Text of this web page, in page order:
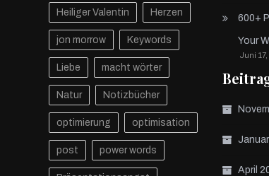
Heiliger Valentin Herzen
jon morrow Keywords
Liebe macht wörter
Natur Notizbücher
optimierung optimisation
post power words
600+
Your
Juni
April